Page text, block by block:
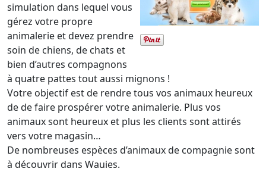
simulation dans lequel vous
gérez votre propre
animalerie et devez prendre
soin de chiens, de chats et
bien d’autres compagnons
à quatre pattes tout aussi mignons !
Votre objectif est de rendre tous vos animaux heureux
de de faire prospérer votre animalerie. Plus vos
animaux sont heureux et plus les clients sont attirés
vers votre magasin…
De nombreuses espèces d’animaux de compagnie sont
à découvrir dans Wauies.